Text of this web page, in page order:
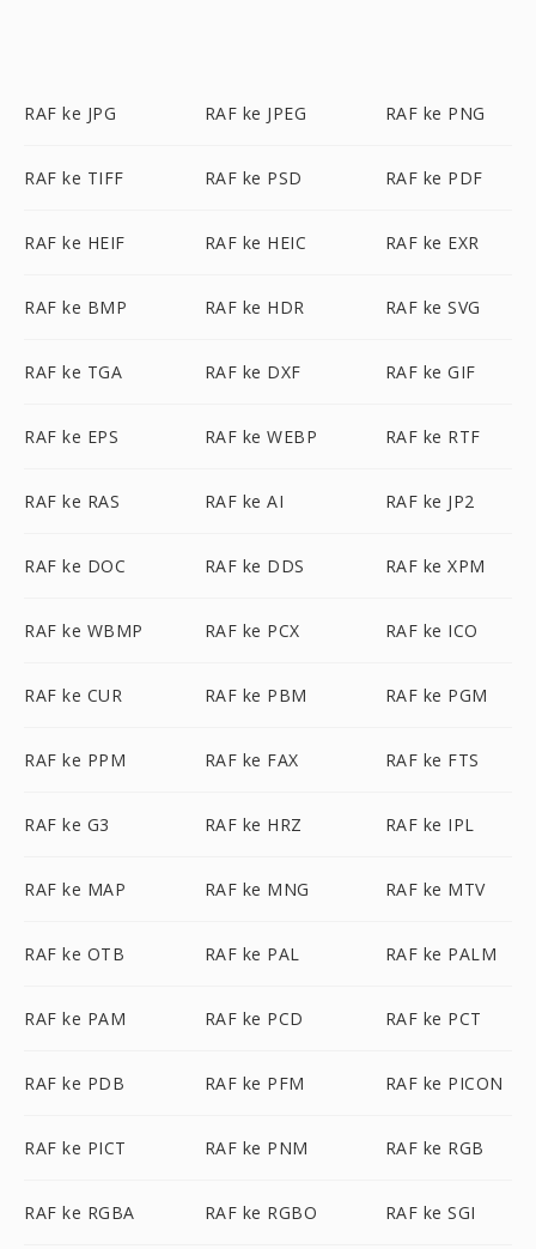
RAF ke JPG RAF ke JPEG RAF ke PNG
RAF ke TIFF RAF ke PSD RAF ke PDF
RAF ke HEIF RAF ke HEIC RAF ke EXR
RAF ke BMP RAF ke HDR RAF ke SVG
RAF ke TGA RAF ke DXF RAF ke GIF
RAF ke EPS RAF ke WEBP RAF ke RTF
RAF ke RAS RAF ke AI RAF ke JP2
RAF ke DOC RAF ke DDS RAF ke XPM
RAF ke WBMP RAF ke PCX RAF ke ICO
RAF ke CUR RAF ke PBM RAF ke PGM
RAF ke PPM RAF ke FAX RAF ke FTS
RAF ke G3 RAF ke HRZ RAF ke IPL
RAF ke MAP RAF ke MNG RAF ke MTV
RAF ke OTB RAF ke PAL RAF ke PALM
RAF ke PAM RAF ke PCD RAF ke PCT
RAF ke PDB RAF ke PFM RAF ke PICON
RAF ke PICT RAF ke PNM RAF ke RGB
RAF ke RGBA RAF ke RGBO RAF ke SGI